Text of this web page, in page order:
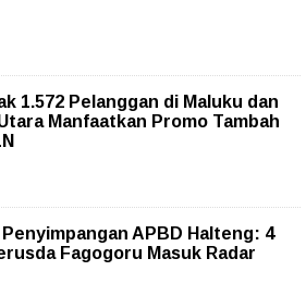
1.572 Pelanggan di Maluku dan
Manfaatkan Promo Tambah
Penyimpangan APBD Halteng: 4
Fagogoru Masuk Radar